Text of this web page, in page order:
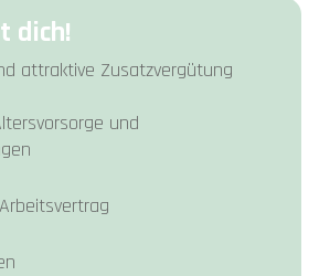
dich!
attraktive Zusatzvergütung
und